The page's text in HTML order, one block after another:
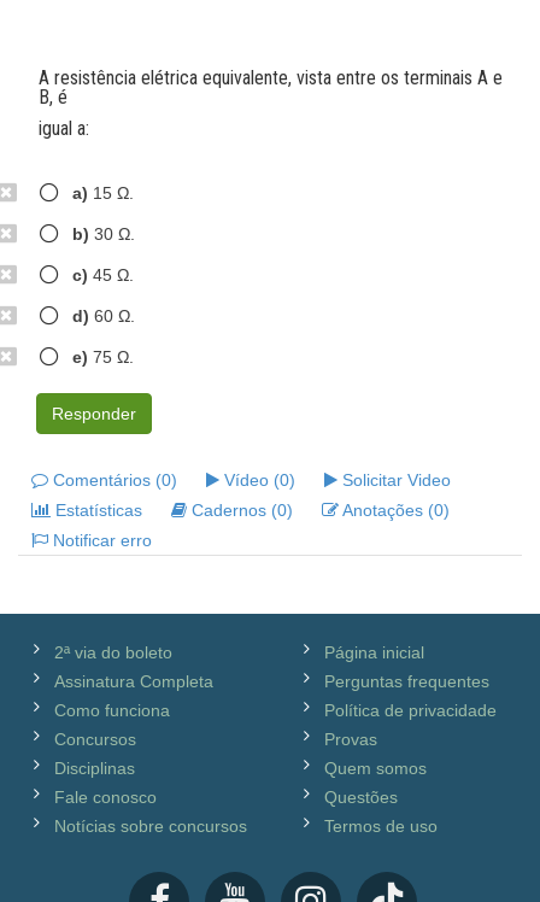
A resistência elétrica equivalente, vista entre os terminais A e
B, é
igual a:
a) 15 Ω.
b) 30 Ω.
c) 45 Ω.
d) 60 Ω.
e) 75 Ω.
Responder
Comentários (0) Vídeo (0)
Solicitar Video
Estatísticas
Cadernos (0)
Anotações (0)
Notificar erro
2ª via do boleto
Assinatura Completa
Como funciona
Concursos
Disciplinas
Fale conosco
Notícias sobre concursos
Página inicial
Perguntas frequentes
Política de privacidade
Provas
Quem somos
Questões
Termos de uso